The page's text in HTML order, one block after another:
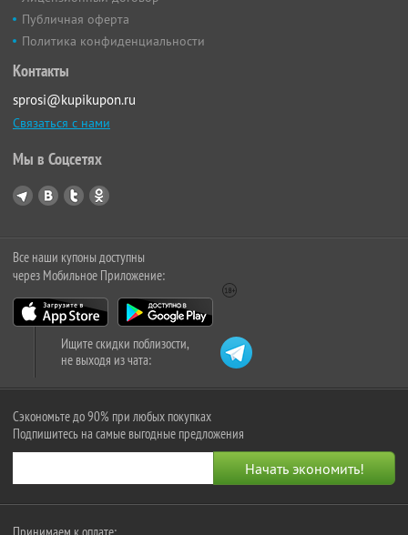
Публичная оферта
Политика конфиденциальности
Контакты
sprosi@kupikupon.ru
Связаться с нами
Мы в Соцсетях
Все наши купоны доступны
через Мобильное Приложение:
Ищите скидки поблизости,
не выходя из чата:
Сэкономьте до 90% при любых покупках
Подпишитесь на самые выгодные предложения